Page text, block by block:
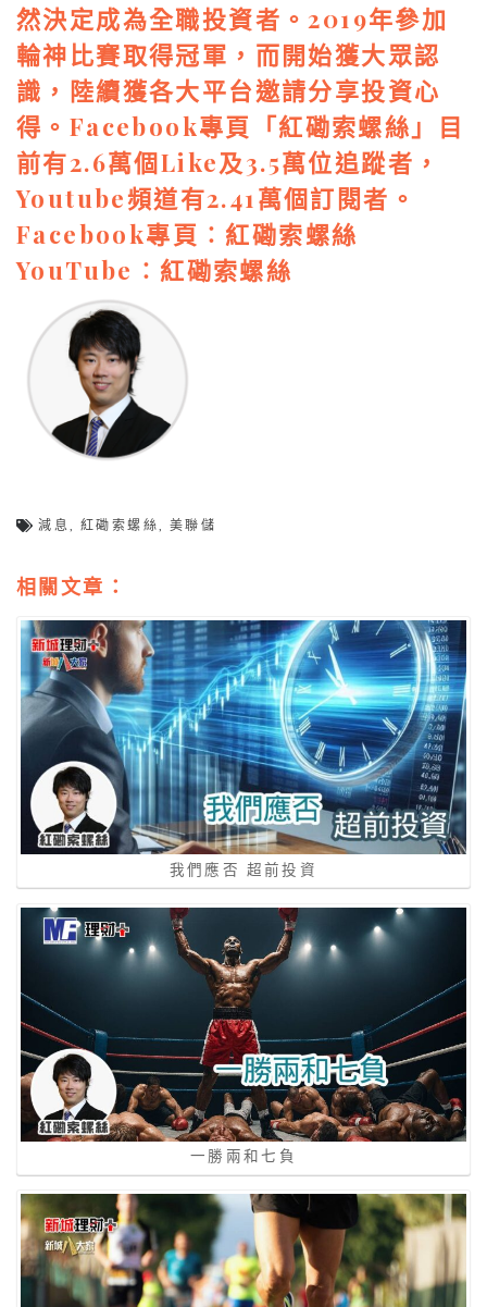
然決定成為全職投資者。2019年參加
輪神比賽取得冠軍，而開始獲大眾認
識，陸續獲各大平台邀請分享投資心
得。Facebook專頁「紅磡索螺絲」目
前有2.6萬個Like及3.5萬位追蹤者，
Youtube頻道有2.41萬個訂閱者。
Facebook專頁︰ 紅磡索螺絲
YouTube︰ 紅磡索螺絲
減息 ,紅磡索螺絲 美聯儲
相關文章：
我們應否 超前投資
一勝兩和七負